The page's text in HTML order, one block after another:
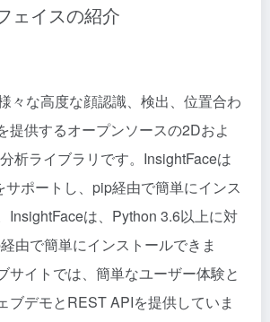
ェイスの紹介
々な高度な顔認識、検出、位置合わ
提供するオープンソースの2Dおよ
析ライブラリです。InsightFaceは
サポートし、pip経由で簡単にインス
InsightFaceは、Python 3.6以上に対
由で簡単にインストールできま
サイトでは、簡単なユーザー体験と
ブデモとREST APIを提供していま